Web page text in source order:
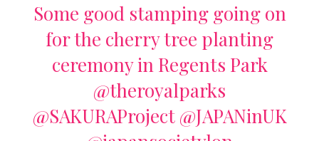
Some good stamping going on
for the cherry tree planting
ceremony in Regents Park
@theroyalparks
@SAKURAProject @JAPANinUK